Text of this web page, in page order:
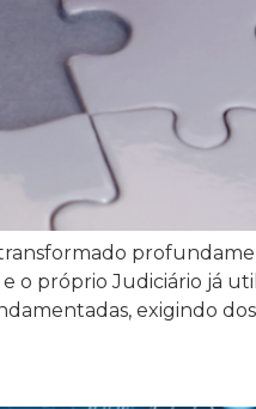
próprio Judiciário já
exigindo dos